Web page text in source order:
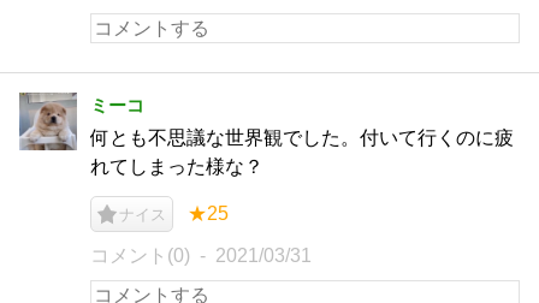
ミーコ
何とも不思議な世界観でした。付いて行くのに疲
れてしまった様な？
ナイス ★25
コメント(0) 2021/03/31